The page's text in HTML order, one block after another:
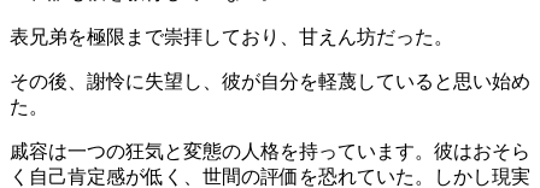
表兄弟を極限まで崇拝しており、甘えん坊だった。
その後、謝怜に失望し、彼が自分を軽蔑していると思い始め
た。
戚容は一つの狂気と変態の人格を持っています。彼はおそら
く自己肯定感が低く、世間の評価を恐れていた。しかし現実